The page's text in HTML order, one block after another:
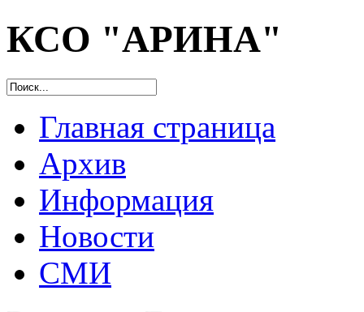
КСО "АРИНА"
Главная страница
Архив
Информация
Новости
СМИ